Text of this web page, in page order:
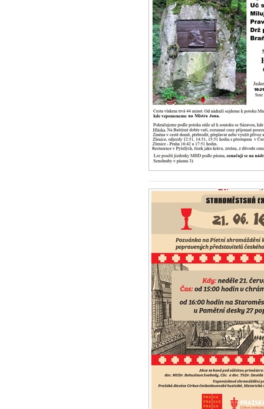
6. červenec je
Bylo to na
po...
odboje
21.6.2026 -
Staroměstská
„poprava 27
vůdců...